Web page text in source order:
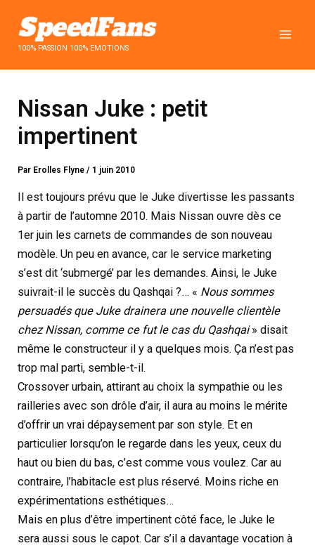
contenu100% PASSION 100% EMOTIONS
Nissan Juke : petit
impertinent
Par Erolles Flyne/ 1 juin 2010
Il est toujours prévu que le Juke divertisse les passants
à partir de l’automne 2010. Mais Nissan ouvre dès ce
1er juin les carnets de commandes de son nouveau
modèle. Un peu en avance, car le service marketing
s’est dit ‘submergé’ par les demandes. Ainsi, le Juke
suivrait-il le succès du Qashqai ?… « Nous sommes
persuadés que Juke drainera une nouvelle clientèle
chez Nissan, comme ce fut le cas du Qashqai» disait
même le constructeur il y a quelques mois. Ça n’est pas
trop mal parti, semble-t-il.
Crossover urbain, attirant au choix la sympathie ou les
railleries avec son drôle d’air, il aura au moins le mérite
d’offrir un vrai dépaysement par son style. Et en
particulier lorsqu’on le regarde dans les yeux, ceux du
haut ou bien du bas, c’est comme vous voulez. Car au
contraire, l’habitacle est plus réservé. Moins riche en
expérimentations esthétiques…
Mais en plus d’être impertinent côté face, le Juke le
sera aussi sous le capot. Car s’il a davantage vocation à